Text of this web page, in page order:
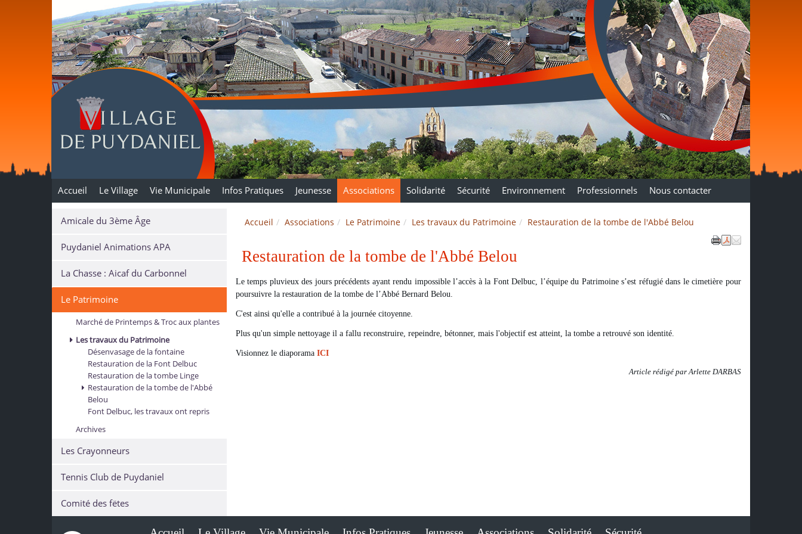
Puydaniel
Accueil Le Village Vie Municipale Infos Pratiques Jeunesse Associations Solidarité Sécurité Environnement Professionnels Nous contacter
Accueil Associations Le Patrimoine Les travaux du Patrimoine Restauration de la tombe de l'Abbé Belou
Restauration de la tombe de l'Abbé Belou
Le temps pluvieux des jours précédents ayant rendu impossible l’accès à la Font Delbuc, l’équipe du Patrimoine s’est réfugié dans le cimetière pour
poursuivre la restauration de la tombe de l’Abbé Bernard Belou.
C'est ainsi qu'elle a contribué à la journée citoyenne.
Plus qu'un simple nettoyage il a fallu reconstruire, repeindre, bétonner, mais l'objectif est atteint, la tombe a retrouvé son identité.
Visionnez le diaporama ICI
Article rédigé par Arlette DARBAS
Amicale du 3ème Âge
Puydaniel Animations APA
La Chasse : Aicaf du Carbonnel
Le Patrimoine
Marché de Printemps & Troc aux plantes
Les travaux du Patrimoine
Désenvasage de la fontaine
Restauration de la Font Delbuc
Restauration de la tombe Linge
Restauration de la tombe de l'Abbé
Belou
Font Delbuc, les travaux ont repris
Archives
Les Crayonneurs
Tennis Club de Puydaniel
Comité des fëtes